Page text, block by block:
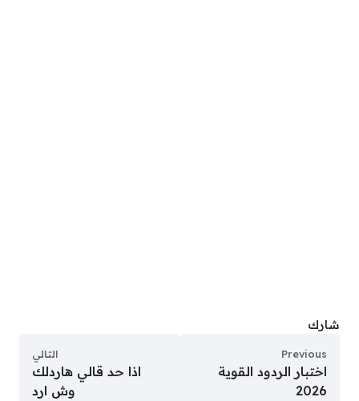
شارك
Previous
اختبار الردود القوية
2026
التالي
اذا حد قالي هاردلك
وش ارد